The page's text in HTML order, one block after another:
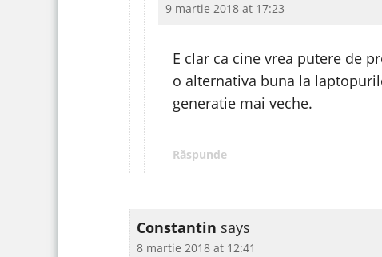
9 martie 2018 at 17:23
E clar ca cine vrea putere de
o alternativa buna la
generatie mai veche.
Răspunde
Constantin says
8 martie 2018 at 12:41